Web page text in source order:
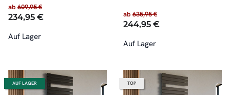
ab 609,95 €
234,95 €
Auf Lager
ab 635,95 €
244,95 €
Auf Lager
AUF LAGER TOP